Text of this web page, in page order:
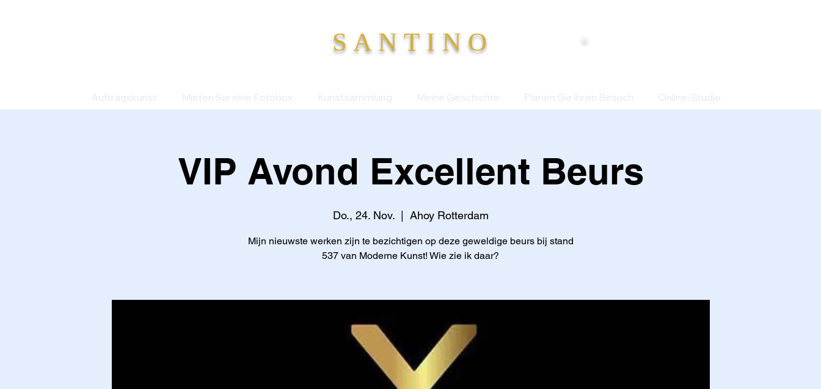
S A N T I N O ®
Auftragskunst Mieten Sie eine Fotobox Kunstsammlung Meine Geschichte Planen Sie Ihren Besuch Online-Studio
VIP Avond Excellent Beurs
Do., 24. Nov.
  |
Ahoy Rotterdam
Mijn nieuwste werken zijn te bezichtigen op deze geweldige beurs bij stand
537 van Moderne Kunst! Wie zie ik daar?